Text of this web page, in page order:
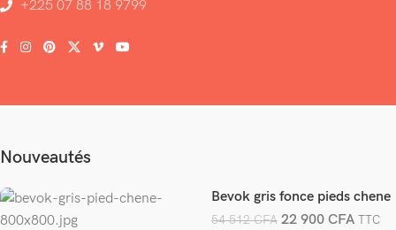
+225 07 88 18 9799
Nouveautés
Bevok gris fonce pieds chene
54 512CFA 22 900 CFA TTC